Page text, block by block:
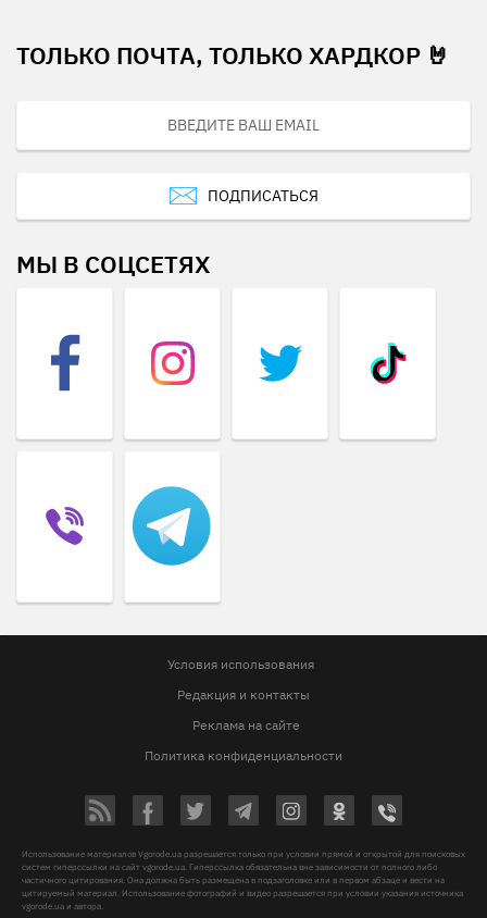
ТОЛЬКО ПОЧТА, ТОЛЬКО ХАРДКОР 🤘
ПОДПИСАТЬСЯ
МЫ В СОЦСЕТЯХ
Условия использования
Редакция и контакты
Реклама на сайте
Политика конфиденциальности
Использование материалов Vgorode.ua разрешается только при условии прямой и открытой для поисковых
систем гиперссылки на сайт vgorode.ua. Гиперссылка обязательна вне зависимости от полного либо
частичного цитирования. Она должна быть размещена в подзаголовке или в первом абзаце и вести на
цитируемый материал. Использование фотографий и видео разрешается при условии указания источника
vgorode.ua и автора.